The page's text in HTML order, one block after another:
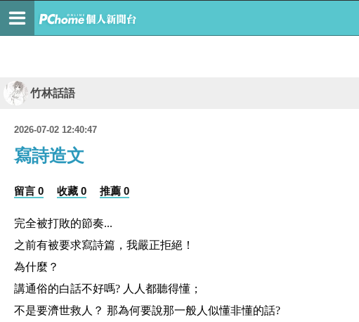
竹林話語
2026-07-02 12:40:47
寫詩造文
留言 0 收藏 0 推薦 0
完全被打敗的節奏...
之前有被要求寫詩篇，我嚴正拒絕！
為什麼？
講通俗的白話不好嗎? 人人都聽得懂；
不是要濟世救人？ 那為何要說那一般人似懂非懂的話?